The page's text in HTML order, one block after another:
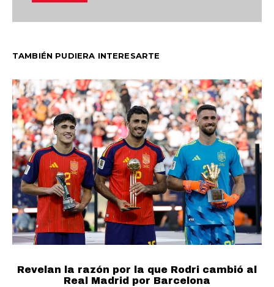
TAMBIÉN PUDIERA INTERESARTE
Revelan la razón por la que Rodri cambió al
Real Madrid por Barcelona